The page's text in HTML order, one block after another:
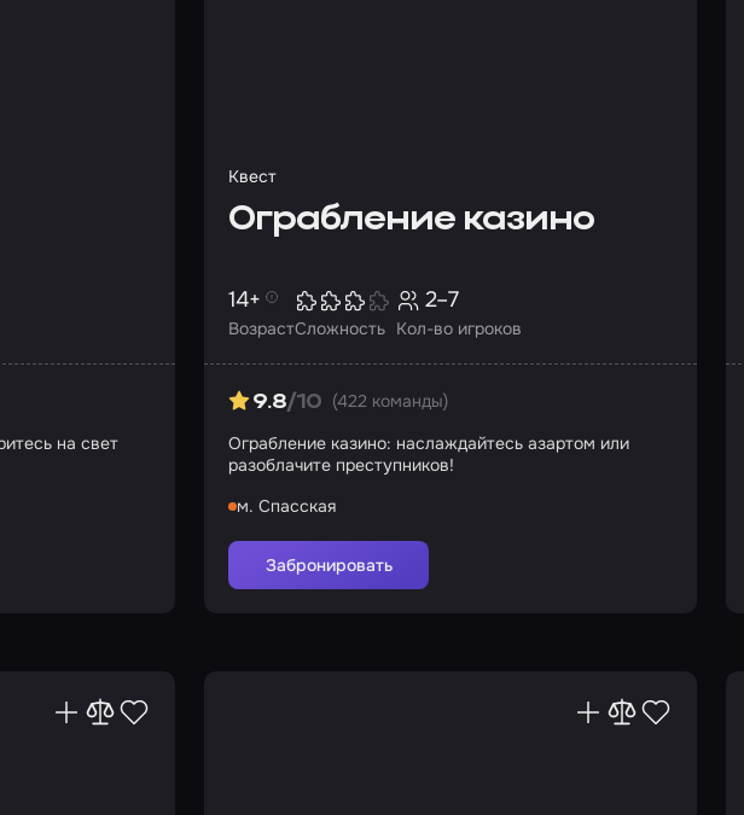
на свет
Квест
Ограбление казино
Возраст
14+
Сложность Кол-во игроков
2–7
9.8/10 (422 команды)
Ограбление казино: наслаждайтесь азартом или
разоблачите преступников!
м. Спасская
Забронировать